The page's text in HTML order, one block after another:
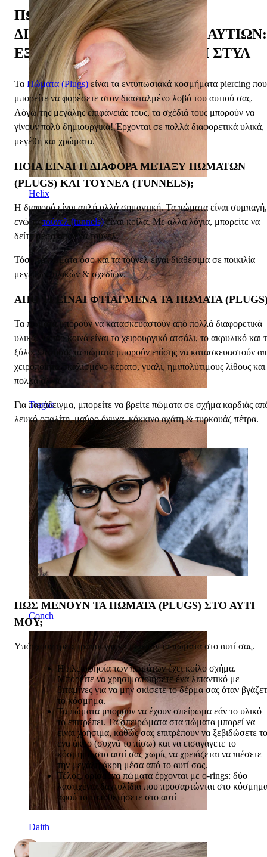
Helix
Tragus
Conch
Daith
ΠΏΜΑΤΑ (PLUGS) ΓΙΑ
ΔΙΑΣΤΑΛΜΈΝΟΥΣ ΛΟΒΟΎΣ ΑΥΤΙΏΝ:
ΕΞΕΡΕΥΝΏΝΤΑΣ ΥΛΙΚΆ ΚΑΙ ΣΤΥΛ
Τα Πώματα (Plugs) είναι τα εντυπωσιακά κοσμήματα piercing που
μπορείτε να φορέσετε στον διασταλμένο λοβό του αυτιού σας.
Λόγω της μεγάλης επιφάνειάς τους, τα σχέδιά τους μπορούν να
γίνουν πολύ δημιουργικά! Έρχονται σε πολλά διαφορετικά υλικά,
μεγέθη και χρώματα.
ΠΟΙΑ ΕΊΝΑΙ Η ΔΙΑΦΟΡΆ ΜΕΤΑΞΎ ΠΩΜΆΤΩΝ
(PLUGS) ΚΑΙ ΤΟΎΝΕΛ (TUNNELS);
Η διαφορά είναι απλή αλλά σημαντική. Τα πώματα είναι συμπαγή,
ενώ τατούνελ (tunnels)είναι κοίλα. Με άλλα λόγια, μπορείτε να
δείτε μέσα από ένα τούνελ.
Τόσο τα πώματα όσο και τα τούνελ είναι διαθέσιμα σε ποικιλία
μεγεθών, υλικών & σχεδίων.
ΑΠΌ ΤΙ ΕΊΝΑΙ ΦΤΙΑΓΜΈΝΑ ΤΑ ΠΏΜΑΤΑ
Τα πώματα μπορούν να κατασκευαστούν από πολλά διαφορετικά
υλικά. Τα πιο κοινά είναι το χειρουργικό ατσάλι, το ακρυλικό και
ξύλο. Ωστόσο, τα πώματα μπορούν επίσης να κατασκευαστούν
χειροποίητο σκαλισμένο κέρατο, γυαλί, ημιπολύτιμους λίθους και
πολλά άλλα.
Για παράδειγμα, μπορείτε να βρείτε πώματα σε σχήμα καρδιάς
λευκό οπαλίτη, μαύρο όνυχα, κόκκινο αχάτη & τυρκουάζ πέτρα.
ΠΏΣ ΜΈΝΟΥΝ ΤΑ ΠΏΜΑΤΑ (PLUGS) ΣΤΟ ΑΥΤΊ
ΜΟΥ;
Υπάρχουν τρεις τρόποι για να μείνουν τα πώματα στο αυτί σας.
Η πλειοψηφία των πωμάτων έχει κοίλο σχήμα.
Μπορείτε να χρησιμοποιήσετε ένα λιπαντικό με
βιταμίνες για να μην σκίσετε το δέρμα σας όταν
το κόσμημα.
Τα πώματα μπορούν να έχουν σπείρωμα εάν το υλικό
το επιτρέπει. Τα σπειρώματα στα πώματα μπορεί να
είναι χρήσιμα, καθώς σας επιτρέπουν να ξεβιδώσετε το
ένα άκρο (συχνά το πίσω) και να εισαγάγετε το
κόσμημα στο αυτί σας χωρίς να χρειάζεται να πιέσετε
την μεγάλη άκρη μέσα από το αυτί σας.
Τέλος, ορισμένα πώματα έρχονται με o-rings: δύο
λαστιχένια δαχτυλίδια που προσαρτώνται στο
αφού το τοποθετήσετε στο αυτί
2